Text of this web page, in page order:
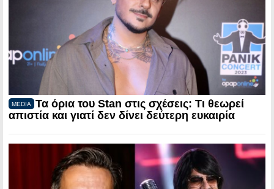
MEDIA
Τα όρια του Stan στις σχέσεις: Τι θεωρεί
απιστία και γιατί δεν δίνει δεύτερη ευκαιρία